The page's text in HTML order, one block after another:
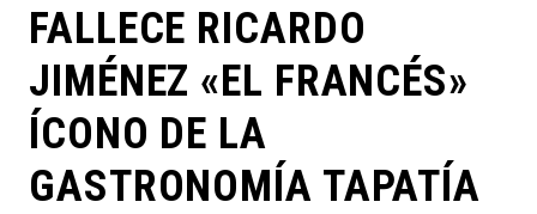
FALLECE RICARDO
JIMÉNEZ «EL FRANCÉS»
ÍCONO DE LA
GASTRONOMÍA TAPATÍA